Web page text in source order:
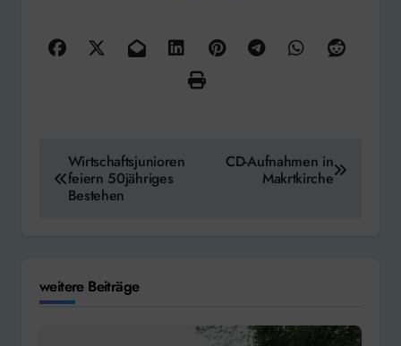
Beitragsnavigation
Wirtschaftsjunioren
feiern 50jähriges
Bestehen
CD-Aufnahmen in
Makrtkirche
weitere Beiträge